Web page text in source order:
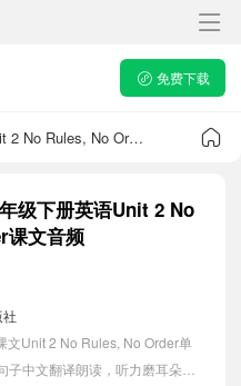
免费下载
人教新目标版七年级下册Unit 2 No Rules, No Order课文音频
级下册英语Unit 2 No
课文音频
文Unit 2 No Rules, No Order单
中文翻译朗读，听力磨耳朵等